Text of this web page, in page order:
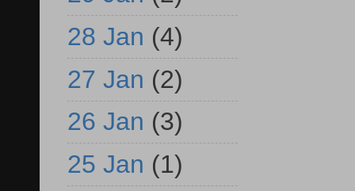
28 Jan (4)
27 Jan (2)
26 Jan (3)
25 Jan (1)